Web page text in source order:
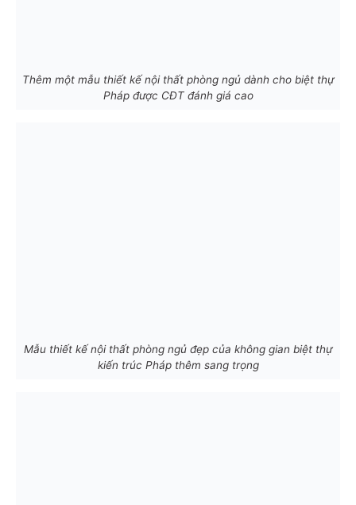
Thêm một mẫu thiết kế nội thất phòng ngủ dành cho biệt thự
Pháp được CĐT đánh giá cao
Mẫu thiết kế nội thất phòng ngủ đẹp của không gian biệt thự
kiến trúc Pháp thêm sang trọng